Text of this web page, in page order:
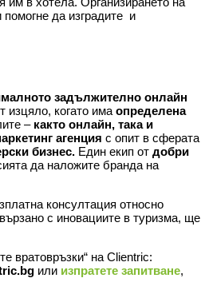
да изградите и
задължително онлайн
изцяло, когато има определена
–както онлайн, така и
агенция с опит в сферата
бизнес. Един екип от добри
да наложите бранда на
консултация относно
с иновациите в туризма, ще
вратовръзки“ на Clientric:
или изпратете запитване,